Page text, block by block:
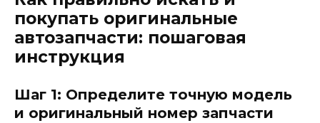
покупать оригинальные
автозапчасти: пошаговая
инструкция
Шаг 1: Определите точную модель
и оригинальный номер запчасти